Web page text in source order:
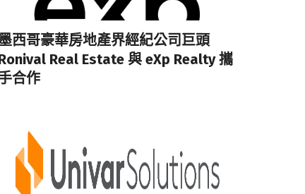
西哥豪華房地產界經紀公司巨頭
Real Estate 與 eXp Realty 攜
合作